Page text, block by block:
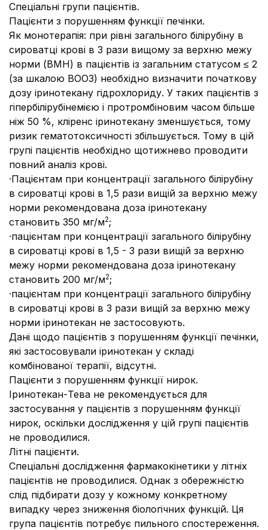
Спеціальні групи пацієнтів.
Пацієнти з порушенням функції печінки.
Як монотерапія: при рівні загального білірубіну в
сироватці крові в 3 рази вищому за верхню межу
норми (ВМН) в пацієнтів із загальним статусом ≤ 2
(за шкалою ВООЗ) необхідно визначити початкову
дозу іринотекану гідрохлориду. У таких пацієнтів з
гіпербілірубінемією і протромбіновим часом більше
ніж 50 %, кліренс іринотекану зменшується, тому
ризик гематотоксичності збільшується. Тому в цій
групі пацієнтів необхідно щотижнево проводити
повний аналіз крові.
·Пацієнтам при концентрації загального білірубіну
в сироватці крові в 1,5 рази вищій за верхню межу
норми рекомендована доза іринотекану
становить 350 мг/м2;
·пацієнтам при концентрації загального білірубіну
в сироватці крові в 1,5 - 3 рази вищій за верхню
межу норми рекомендована доза іринотекану
становить 200 мг/м2;
·пацієнтам при концентрації загального білірубіну
в сироватці крові в 3 рази вищій за верхню межу
норми іринотекан не застосовують.
Дані щодо пацієнтів з порушенням функції печінки,
які застосовували іринотекан у складі
комбінованої терапії, відсутні.
Пацієнти з порушенням функції нирок.
Іринотекан-Тева не рекомендується для
застосування у пацієнтів з порушенням функції
нирок, оскільки дослідження у цій групі пацієнтів
не проводилися.
Літні пацієнти.
Спеціальні дослідження фармакокінетики у літніх
пацієнтів не проводилися. Однак з обережністю
слід підбирати дозу у кожному конкретному
випадку через зниження біологічних функцій. Ця
група пацієнтів потребує пильного спостереження.